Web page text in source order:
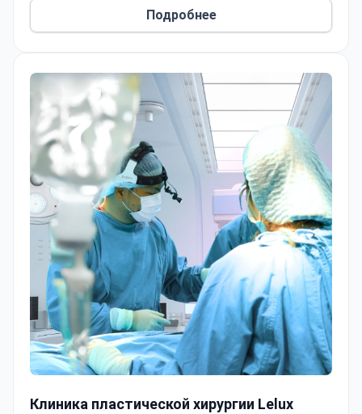
Cosmetic Hospital, сертифицированном JCI и ISO.
Подробнее
Клиника пластической хирургии Lelux